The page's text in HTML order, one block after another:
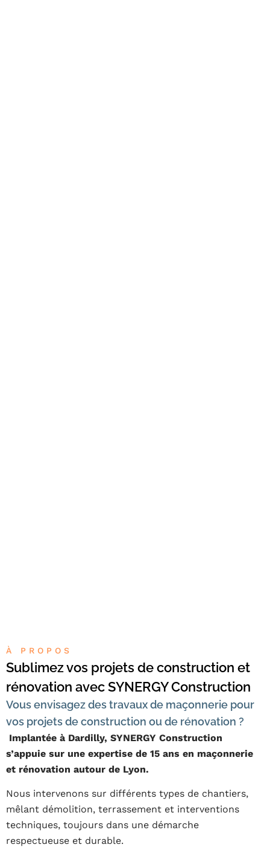
À PROPOS
Sublimez vos projets de construction et
rénovation avec SYNERGY Construction
Vous envisagez des travaux de maçonnerie pour
vos projets de construction ou de rénovation ?
Implantée à Dardilly, SYNERGY Construction
s’appuie sur une expertise de 15 ans en maçonnerie
et rénovation autour de Lyon.
Nous intervenons sur différents types de chantiers,
mêlant démolition, terrassement et interventions
techniques, toujours dans une démarche
respectueuse et durable.